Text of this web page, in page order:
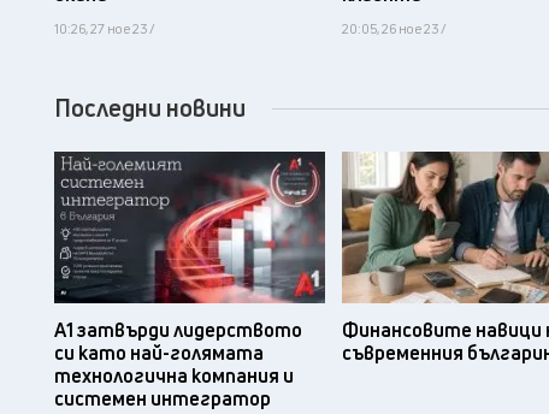
10:26, 27 ное 23 / 20:05, 26 ное 23 /
Последни новини
А1 затвърди лидерството
си като най-голямата
технологична компания и
системен интегратор
Финансовите навици
съвременния